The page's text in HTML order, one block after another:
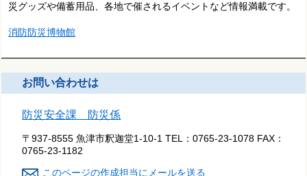
災グッズや備蓄用品、各地で催されるイベントなど情報満載です。
消防防災博物館
お問い合わせは
防災安全課 防災係
〒937-8555 魚津市釈迦堂1-10-1 TEL：0765-23-1078 FAX：
0765-23-1182
このページの作成担当にメールを送る